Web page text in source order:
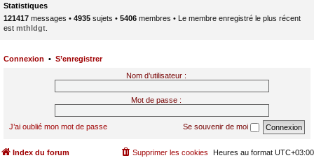
Statistiques
121417 messages • 4935 sujets • 5406 membres • Le membre enregistré le plus récent
est mthldgt
Connexion • S’enregistrer
Nom d’utilisateur :
Mot de passe :
J’ai oublié mon mot de passe Se souvenir de moi
Index du forum Heures au format UTC+03:00
Supprimer les cookies